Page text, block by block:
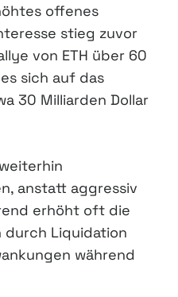
offenes
stieg zuvor
von ETH über 60
sich auf das
30 Milliarden Dollar
anstatt aggressiv
erhöht oft die
durch Liquidation
während